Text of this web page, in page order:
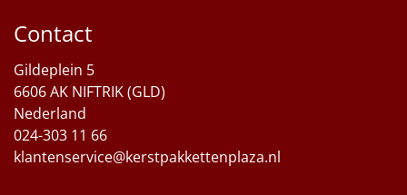
Contact
Gildeplein 5
6606 AK NIFTRIK (GLD)
Nederland
024-303 11 66
klantenservice@kerstpakkettenplaza.nl